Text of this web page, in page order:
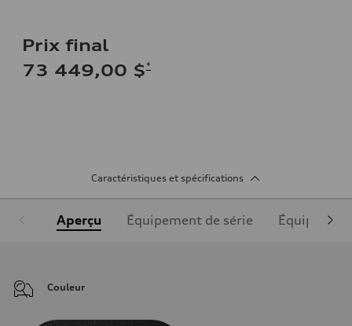
Prix final
73 449,00 $*
Caractéristiques et spécifications
Aperçu Équipement de série
Couleur